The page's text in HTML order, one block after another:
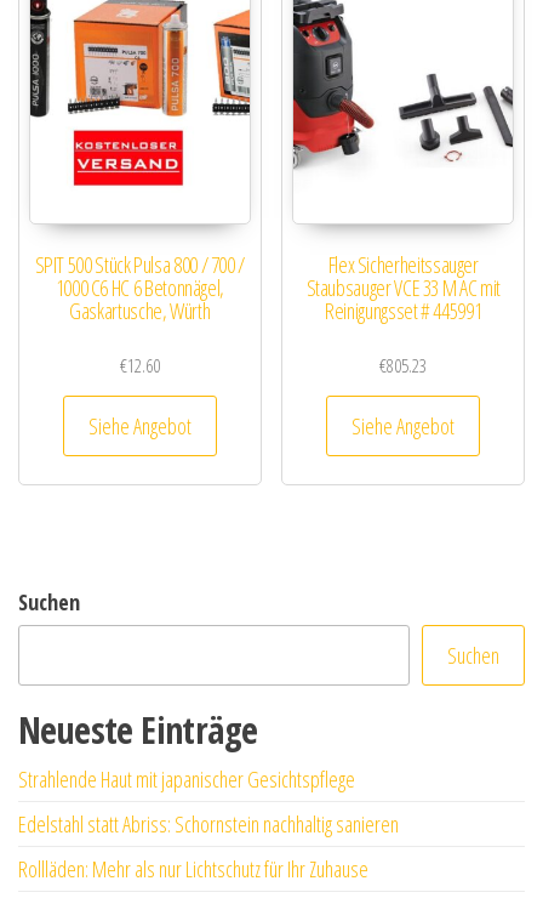
SPIT 500 Stück Pulsa 800 / 700 /
1000 C6 HC 6 Betonnägel,
Gaskartusche, Würth
€12.60
Siehe Angebot
Flex Sicherheitssauger
Staubsauger VCE 33 M AC mit
Reinigungsset # 445991
€805.23
Siehe Angebot
Suchen
Suchen
Neueste Einträge
Strahlende Haut mit japanischer Gesichtspflege
Edelstahl statt Abriss: Schornstein nachhaltig sanieren
Rollläden: Mehr als nur Lichtschutz für Ihr Zuhause